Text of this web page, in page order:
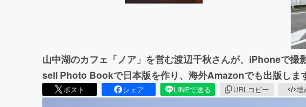
山中湖のカフェ「ノア」を営む渡辺千秋さんが、iPhoneで撮
sell Photo Bookで日本版を作り、海外Amazonでも出版しま
ポスト シェア LINEで送る URLコピー 埋